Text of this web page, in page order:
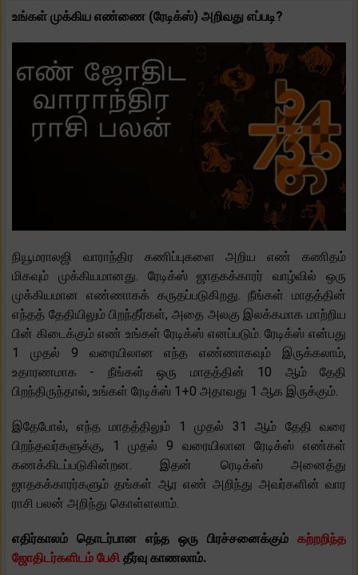
உங்கள் முக்கிய எண்ணை (ரேடிக்ஸ்) அறிவது எப்படி?
நியூமராலஜி வாராந்திர கணிப்புகளை அறிய எண் கணிதம்
மிகவும் முக்கியமானது. ரேடிக்ஸ் ஜாதகக்காரர் வாழ்வில் ஒரு
முக்கியமான எண்ணாகக் கருதப்படுகிறது. நீங்கள் மாதத்தின்
எந்தத் தேதியிலும் பிறந்தீர்கள், அதை அலகு இலக்கமாக மாற்றிய
பின் கிடைக்கும் எண் உங்கள் ரேடிக்ஸ் எனப்படும். ரேடிக்ஸ் என்பது
1 முதல் 9 வரையிலான எந்த எண்ணாகவும் இருக்கலாம்,
உதாரணமாக - நீங்கள் ஒரு மாதத்தின் 10 ஆம் தேதி
பிறந்திருந்தால், உங்கள் ரேடிக்ஸ் 1+0 அதாவது 1 ஆக இருக்கும்.
இதேபோல், எந்த மாதத்திலும் 1 முதல் 31 ஆம் தேதி வரை
பிறந்தவர்களுக்கு, 1 முதல் 9 வரையிலான ரேடிக்ஸ் எண்கள்
கணக்கிடப்படுகின்றன. இதன் ரெடிக்ஸ் அனைத்து
ஜாதகக்காரர்களும் தங்கள் ஆர எண் அறிந்து அவர்களின் வார
ராசி பலன் அறிந்து கொள்ளலாம்.
எதிர்காலம் தொடர்பான எந்த ஒரு பிரச்சனைக்கும் கற்றறிந்த
ஜோதிடர்களிடம் பேசி தீர்வு காணலாம்.